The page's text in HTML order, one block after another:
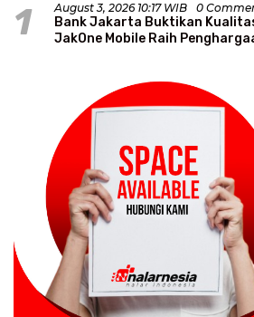
1 August 3, 2026 10:17 WIB 0
Bank Jakarta Buktikan
JakOne Mobile Raih